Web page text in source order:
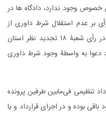
خصوص وجود ندارد، دادگاه ها در
بر عدم استقلال شرط داوری از
قرارداد پایه می دهند؛ به عنوان مثال، در رأی شعبۀ ۱۸ تجدید نظر استان
دعوا به واسطۀ وجود شرط داوری
داوری موضوع ماده ۲۰ قرارداد تنظیمی فی‌مابین طرفین پرونده
باقی بوده و در اجرای قرارداد و یا